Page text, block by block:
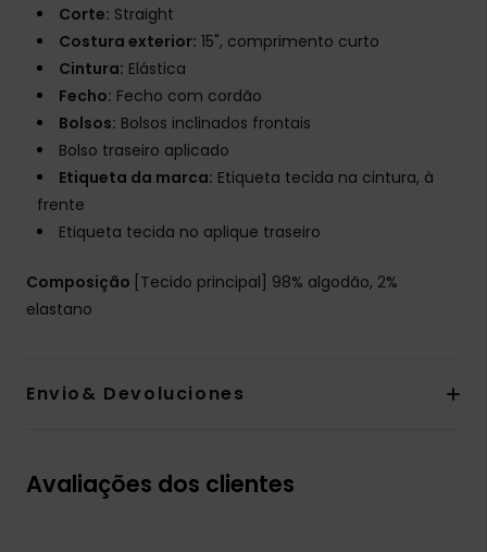
Corte: Straight
Costura exterior: 15", comprimento curto
Cintura: Elástica
Fecho: Fecho com cordão
Bolsos: Bolsos inclinados frontais
Bolso traseiro aplicado
Etiqueta da marca: Etiqueta tecida na cintura, à
frente
Etiqueta tecida no aplique traseiro
Composição [Tecido principal] 98% algodão, 2%
elastano
Envio& Devoluciones
Avaliações dos clientes